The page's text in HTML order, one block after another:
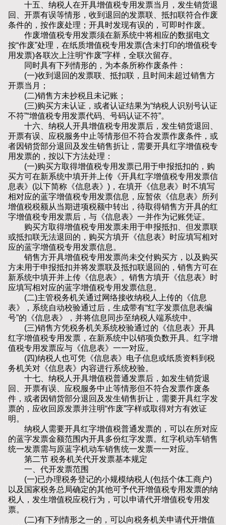
十五、纳税人在开具增值税专用发票当月，发生销货退
回、开票有误等情形，收到退回的发票联、抵扣联符合作废
条件的，按作废处理；开具时发现有误的，可即时作废。
作废增值税专用发票须在新系统中将相应的数据电文
按“作废”处理，在纸质增值税专用发票(含未打印的增值税专
用发票)各联次上注明“作废”字样，全联次留存。
同时具有下列情形的，为本条所称作废条件：
(一)收到退回的发票联、抵扣联，且时间未超过销售方
开票当月；
(二)销售方未抄税且未记账；
(三)购买方未认证，或者认证结果为“纳税人识别号认证
不符”“增值税专用发票代码、号码认证不符”。
十六、纳税人开具增值税专用发票后，发生销货退回、
开票有误、应税服务中止等情形但不符合发票作废条件，或
者因销货部分退回及发生销售折让，需要开具红字增值税专
用发票的，按以下方法处理：
(一)购买方取得增值税专用发票已用于申报抵扣的，购
买方可在新系统中填开并上传《开具红字增值税专用发票信
息表》(以下简称《信息表》)，在填开《信息表》时不填写
相对应的蓝字增值税专用发票信息，应暂依《信息表》所列
增值税税额从当期进项税额中转出，待取得销售方开具的红
字增值税专用发票后，与《信息表》一并作为记账凭证。
购买方取得增值税专用发票未用于申报抵扣、但发票联
或抵扣联无法退回的，购买方填开《信息表》时应填写相对
应的蓝字增值税专用发票信息。
销售方开具增值税专用发票尚未交付购买方，以及购买
方未用于申报抵扣并将发票联及抵扣联退回的，销售方可在
新系统中填开并上传《信息表》。销售方填开《信息表》时
应填写相对应的蓝字增值税专用发票信息。
(二)主管税务机关通过网络接收纳税人上传的《信息
表》，系统自动校验通过后，生成带有“红字发票信息表编
号”的《信息表》，并将信息同步至纳税人端系统中。
(三)销售方凭税务机关系统校验通过的《信息表》开具
红字增值税专用发票，在新系统中以销项负数开具。红字增
值税专用发票应与《信息表》一一对应。
(四)纳税人也可凭《信息表》电子信息或纸质资料到税
务机关对《信息表》内容进行系统校验。
十七、纳税人开具增值税普通发票后，如发生销货退
回、开票有误、应税服务中止等情形但不符合发票作废条
件，或者因销货部分退回及发生销售折让，需要开具红字发
票的，应收回原发票并注明“作废”字样或取得对方有效证
明。
纳税人需要开具红字增值税普通发票的，可以在所对应
的蓝字发票金额范围内开具多份红字发票。红字机动车销售
统一发票需与原蓝字机动车销售统一发票一一对应。
第二节 税务机关代开发票基本规定
一、代开发票范围
(一)已办理税务登记的小规模纳税人(包括个体工商户)
以及国家税务总局确定的其他可予代开增值税专用发票的纳
税人，发生增值税应税行为，可以申请代开增值税专用发
票。
(二)有下列情形之一的，可以向税务机关申请代开增值